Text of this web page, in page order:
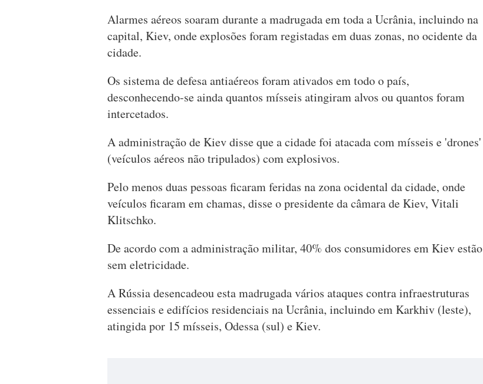
Alarmes aéreos soaram durante a madrugada em toda a Ucrânia, incluindo na
capital, Kiev, onde explosões foram registadas em duas zonas, no ocidente da
cidade.
Os sistema de defesa antiaéreos foram ativados em todo o país,
desconhecendo-se ainda quantos mísseis atingiram alvos ou quantos foram
intercetados.
A administração de Kiev disse que a cidade foi atacada com mísseis e 'drones'
(veículos aéreos não tripulados) com explosivos.
Pelo menos duas pessoas ficaram feridas na zona ocidental da cidade, onde
veículos ficaram em chamas, disse o presidente da câmara de Kiev, Vitali
Klitschko.
De acordo com a administração militar, 40% dos consumidores em Kiev estão
sem eletricidade.
A Rússia desencadeou esta madrugada vários ataques contra infraestruturas
essenciais e edifícios residenciais na Ucrânia, incluindo em Karkhiv (leste),
atingida por 15 mísseis, Odessa (sul) e Kiev.